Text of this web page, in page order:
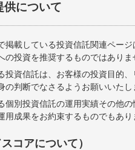
供について
掲載している投資信託関連ペー
投資を推奨するものではありま
資信託は、お客様の投資目的
判断でなさるようお願いいたし
個別投資信託の運用実績その他
成果をお約束するものでもあり
コアについて）